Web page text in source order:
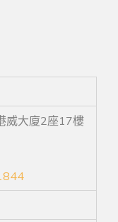
威大廈2座17樓